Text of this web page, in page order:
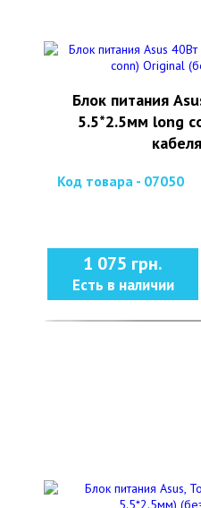
Блок питания
5.5*2.5мм long
Код товара - 07050
1 075 грн.
Есть в наличии